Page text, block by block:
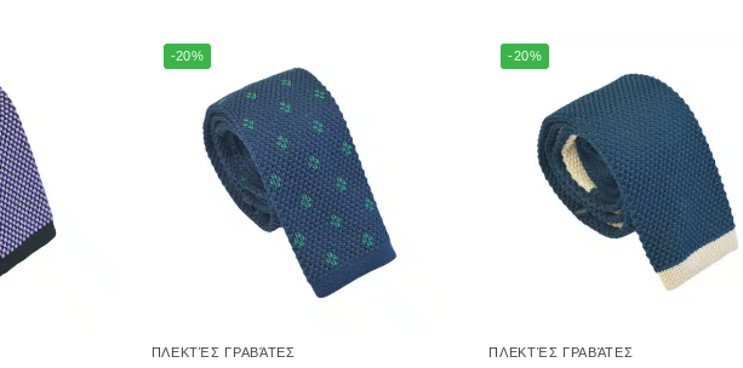
-20%
ΠΛΕΚΤΈΣ ΓΡΑΒΆΤΕΣ
-20%
ΠΛΕΚΤΈΣ ΓΡΑΒΆΤΕΣ